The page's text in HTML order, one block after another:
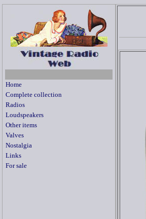
Home
Complete collection
Radios
Loudspeakers
Other items
Valves
Nostalgia
Links
For sale